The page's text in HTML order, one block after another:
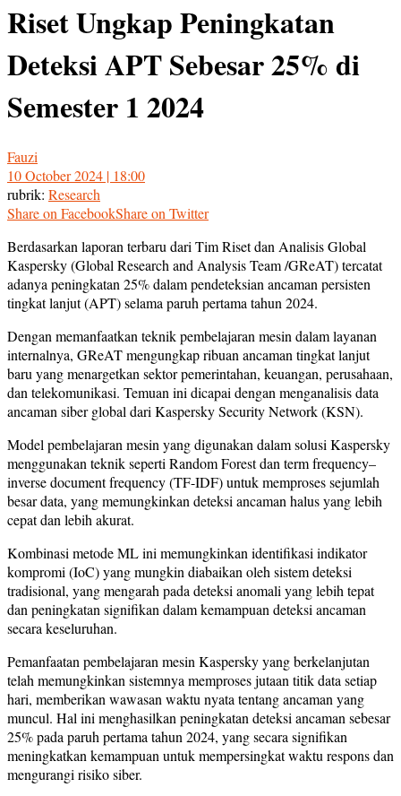
Riset Ungkap Peningkatan
Deteksi APT Sebesar 25% di
Semester 1 2024
Fauzi
10 October 2024 | 18:00
rubrik: Research
Share on FacebookShare on Twitter
Berdasarkan laporan terbaru dari Tim Riset dan Analisis Global
Kaspersky (Global Research and Analysis Team /GReAT) tercatat
adanya peningkatan 25% dalam pendeteksian ancaman persisten
tingkat lanjut (APT) selama paruh pertama tahun 2024.
Dengan memanfaatkan teknik pembelajaran mesin dalam layanan
internalnya, GReAT mengungkap ribuan ancaman tingkat lanjut
baru yang menargetkan sektor pemerintahan, keuangan, perusahaan,
dan telekomunikasi. Temuan ini dicapai dengan menganalisis data
ancaman siber global dari Kaspersky Security Network (KSN).
Model pembelajaran mesin yang digunakan dalam solusi Kaspersky
menggunakan teknik seperti Random Forest dan term frequency–
inverse document frequency (TF-IDF) untuk memproses sejumlah
besar data, yang memungkinkan deteksi ancaman halus yang lebih
cepat dan lebih akurat.
Kombinasi metode ML ini memungkinkan identifikasi indikator
kompromi (IoC) yang mungkin diabaikan oleh sistem deteksi
tradisional, yang mengarah pada deteksi anomali yang lebih tepat
dan peningkatan signifikan dalam kemampuan deteksi ancaman
secara keseluruhan.
Pemanfaatan pembelajaran mesin Kaspersky yang berkelanjutan
telah memungkinkan sistemnya memproses jutaan titik data setiap
hari, memberikan wawasan waktu nyata tentang ancaman yang
muncul. Hal ini menghasilkan peningkatan deteksi ancaman sebesar
25% pada paruh pertama tahun 2024, yang secara signifikan
meningkatkan kemampuan untuk mempersingkat waktu respons dan
mengurangi risiko siber.